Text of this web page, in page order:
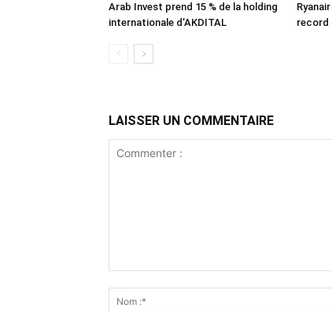
Arab Invest prend 15 % de la holding
internationale d’AKDITAL
record
LAISSER UN COMMENTAIRE